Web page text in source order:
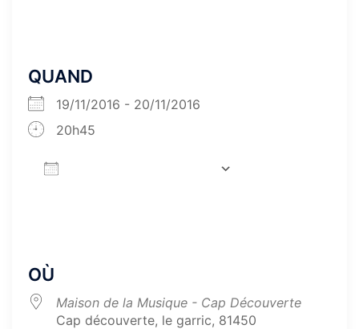
QUAND
19/11/2016 - 20/11/2016
20h45
OÙ
Maison de la Musique - Cap Découverte
Cap découverte, le garric, 81450